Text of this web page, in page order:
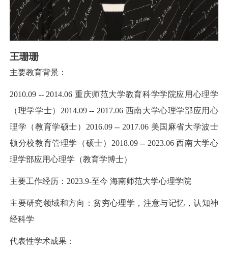
王珊珊
主要教育背景：
2010.09 -- 2014.06 重庆师范大学教育科学学院应用心理学
（理学学士） 2014.09 -- 2017.06 西南大学心理学部应用心
理学（教育学硕士） 2016.09 -- 2017.06 美国麻省大学波士
顿分校教育管理学（硕士） 2018.09 -- 2023.06 西南大学心
理学部应用心理学（教育学博士）
主要工作经历： 2023.9-至今 海南师范大学心理学院
主要研究领域和方向：贫穷心理学，注意与记忆，认知神
经科学
代表性学术成果：